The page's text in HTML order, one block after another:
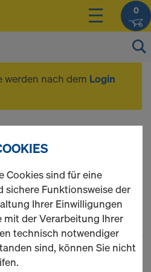
0
werden nach dem Login
&
Cookies sind für eine
Funktionsweise der
Ihrer Einwilligungen
mit der Verarbeitung Ihrer
technisch notwendiger
sind, können Sie nicht